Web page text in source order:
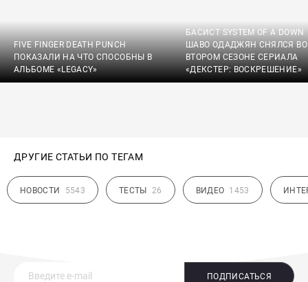
FIVE FINGER DEATH PUNCH
ПОКАЗАЛИ НА ЧТО СПОСОБНЫ В
АЛЬБОМЕ «LEGACY»
БАСИСТ SYSTEM OF A DOWN
ШАВО ОДАДЖЯН СНЯЛСЯ ВО
ВТОРОМ СЕЗОНЕ СЕРИАЛА
«ДЕКСТЕР: ВОСКРЕШЕНИЕ»
ДРУГИЕ СТАТЬИ ПО ТЕГАМ
НОВОСТИ 5543 ТЕСТЫ 26 ВИДЕО 1453
ПОДПИСАТЬСЯ